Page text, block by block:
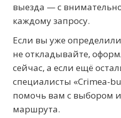
выезда — с
каждому запросу.
Если вы уже
не откладывайте,
сейчас, а если ещё
специалисты «Crimea-
помочь вам с выбором
маршрута.